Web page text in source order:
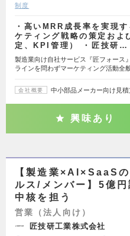
制度
・高いMRR成長率を実現
ケティング戦略の策定およ
定、KPI管理） ・匠技研…
製造業向け自社サービス『匠フォース
ラインを問わずマーケティング活動全
会社概要 中小部品メーカー向け見
興味あり
【製造業×AI×SaaS
ルス/メンバー】5億
中核を担う
営業（法人向け）
匠技研工業株式会社